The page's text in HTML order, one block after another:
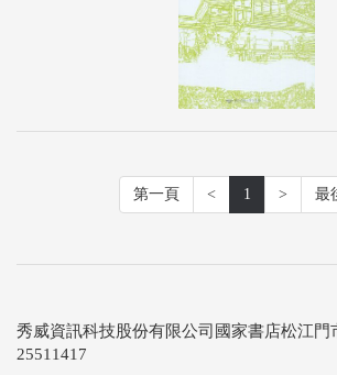
第一頁 < 1 > 最
秀威資訊科技股份有限公司國家書店松江
25511417